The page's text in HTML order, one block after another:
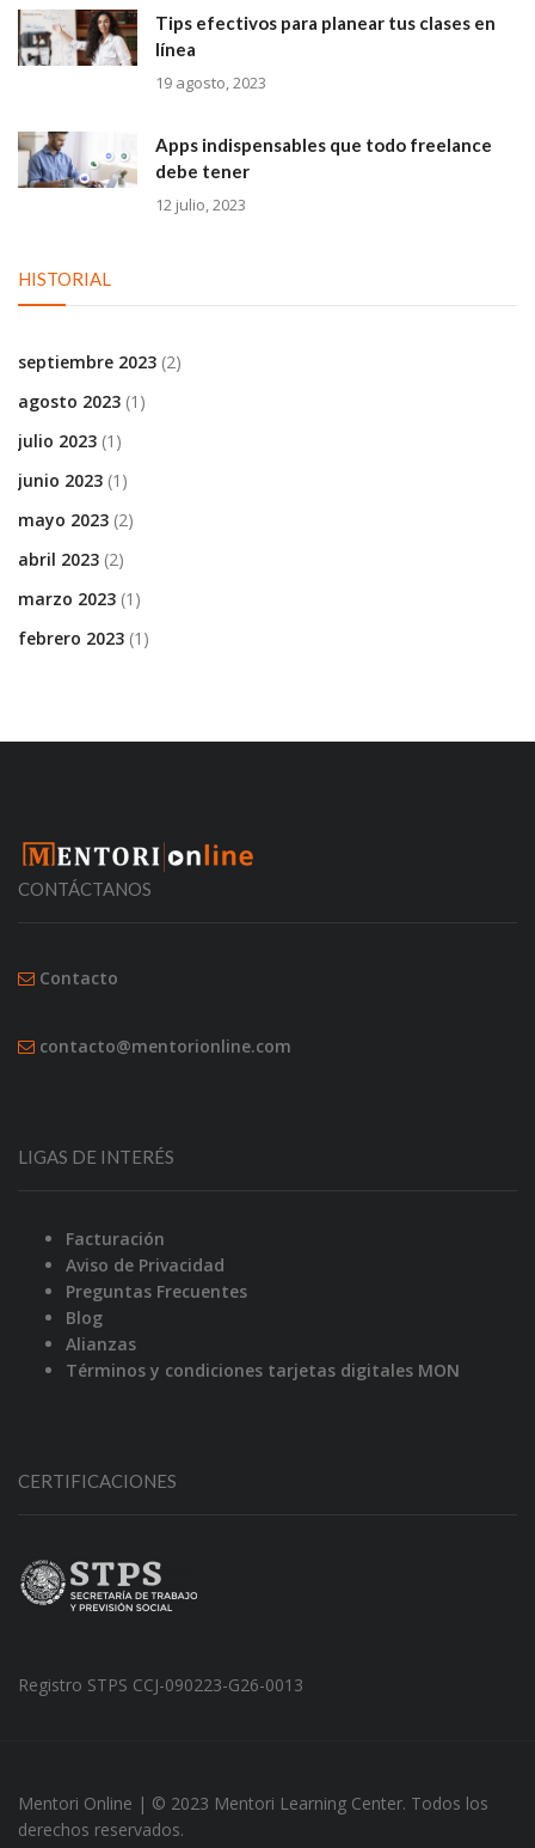
Tips efectivos para planear tus clases en
línea
19 agosto, 2023
Apps indispensables que todo freelance
debe tener
12 julio, 2023
HISTORIAL
septiembre 2023 (2)
agosto 2023 (1)
julio 2023 (1)
junio 2023 (1)
mayo 2023 (2)
abril 2023 (2)
marzo 2023 (1)
febrero 2023 (1)
CONTÁCTANOS
Contacto
contacto@mentorionline.com
LIGAS DE INTERÉS
Facturación
Aviso de Privacidad
Preguntas Frecuentes
Blog
Alianzas
Términos y condiciones tarjetas digitales MON
CERTIFICACIONES
Registro STPS CCJ-090223-G26-0013
Mentori Online | © 2023 Mentori Learning Center. Todos los
derechos reservados.